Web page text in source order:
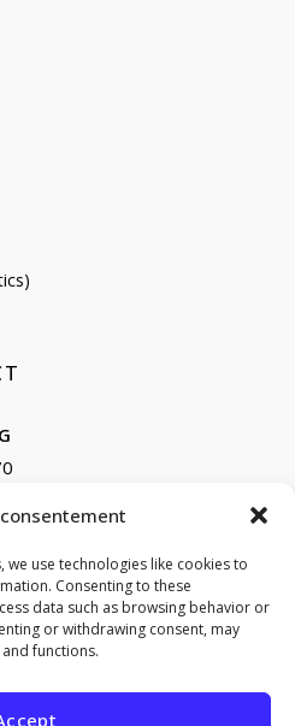
use technologies like cookies to
Consenting to these
data such as browsing behavior or
or withdrawing consent, may
functions.